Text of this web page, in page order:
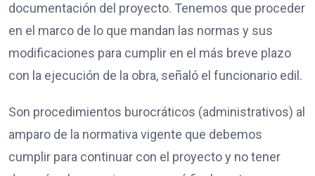
documentación del proyecto. Tenemos que proceder
en el marco de lo que mandan las normas y sus
modificaciones para cumplir en el más breve plazo
con la ejecución de la obra, señaló el funcionario edil.
Son procedimientos burocráticos (administrativos) al
amparo de la normativa vigente que debemos
cumplir para continuar con el proyecto y no tener